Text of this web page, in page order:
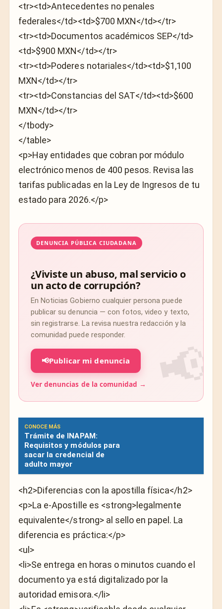
<tr><td>Antecedentes no penales
federales</td><td>$700 MXN</td></tr>
<tr><td>Documentos académicos SEP</td>
<td>$900 MXN</td></tr>
<tr><td>Poderes notariales</td><td>$1,100
MXN</td></tr>
<tr><td>Constancias del SAT</td><td>$600
MXN</td></tr>
</tbody>
</table>
<p>Hay entidades que cobran por módulo
electrónico menos de 400 pesos. Revisa las
tarifas publicadas en la Ley de Ingresos de tu
estado para 2026.</p>
DENUNCIA PÚBLICA CIUDADANA
¿Viviste un abuso, mal servicio o
un acto de corrupción?
En Noticias Gobierno cualquier persona puede
publicar su denuncia — con fotos, video y texto,
sin registrarse. La revisa nuestra redacción y la
comunidad puede responder.
📢Publicar mi denuncia
Ver denuncias de la comunidad →
CONOCE MÁS
Trámite de INAPAM:
Requisitos y módulos para
sacar la credencial de
adulto mayor
<h2>Diferencias con la apostilla física</h2>
<p>La e-Apostille es <strong>legalmente
equivalente</strong> al sello en papel. La
diferencia es práctica:</p>
<ul>
<li>Se entrega en horas o minutos cuando el
documento ya está digitalizado por la
autoridad emisora.</li>